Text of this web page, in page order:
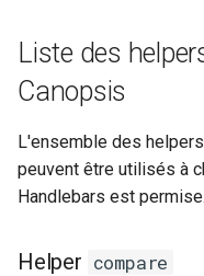
c
h
Utiliser la réponse d'un
webhook dans le
Helper state
helper state
Helpers mathématiques
Liste des
Canopsis
L'ensemble des
peuvent être utilisés à
Handlebars est permise.
Helper compare